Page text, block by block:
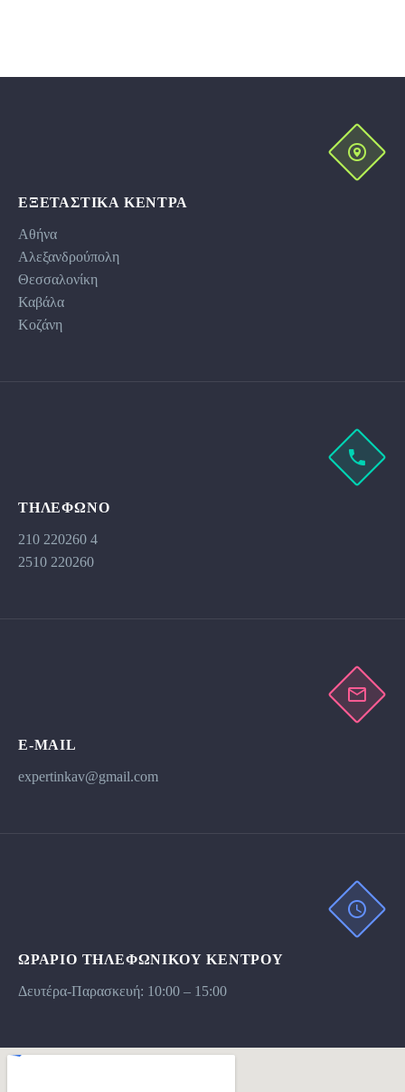
ΕΞΕΤΑΣΤΙΚΆ ΚΕΝΤΡΑ
Αθήνα
Αλεξανδρούπολη
Θεσσαλονίκη
Καβάλα
Κοζάνη
ΤΗΛΕΦΩΝΟ
210 220260 4
2510 220260
E-MAIL
expertinkav@gmail.com
ΩΡΆΡΙΟ ΤΗΛΕΦΩΝΙΚΟΥ ΚΕΝΤΡΟΥ
Δευτέρα-Παρασκευή: 10:00 – 15:00